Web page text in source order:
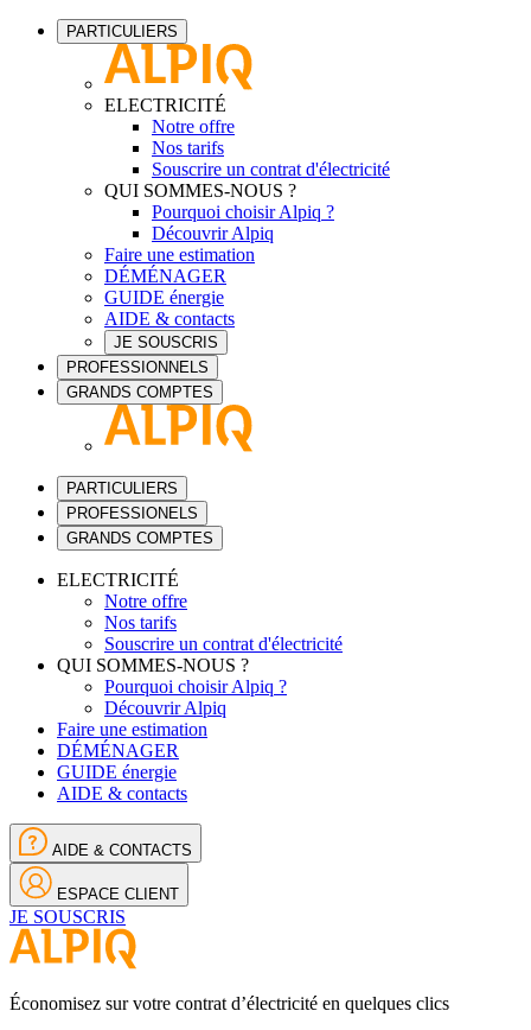
PARTICULIERS
ELECTRICITÉ
Notre offre
Nos tarifs
Souscrire un contrat d'électricité
QUI SOMMES-NOUS ?
Pourquoi choisir Alpiq ?
Découvrir Alpiq
Faire une estimation
DÉMÉNAGER
GUIDE énergie
AIDE & contacts
JE SOUSCRIS
PROFESSIONNELS
GRANDS COMPTES
PARTICULIERS
PROFESSIONELS
GRANDS COMPTES
ELECTRICITÉ
Notre offre
Nos tarifs
Souscrire un contrat d'électricité
QUI SOMMES-NOUS ?
Pourquoi choisir Alpiq ?
Découvrir Alpiq
Faire une estimation
DÉMÉNAGER
GUIDE énergie
AIDE & contacts
AIDE & CONTACTS
ESPACE CLIENT
JE SOUSCRIS
Économisez sur votre contrat d’électricité en quelques clics